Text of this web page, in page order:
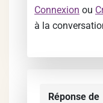
Connexion ou
à la
Réponse de